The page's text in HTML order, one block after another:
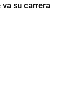
su carrera